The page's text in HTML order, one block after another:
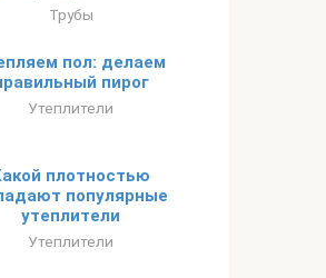
Трубы
пол: делаем
пирог
Утеплители
плотностью
популярные
утеплители
Утеплители